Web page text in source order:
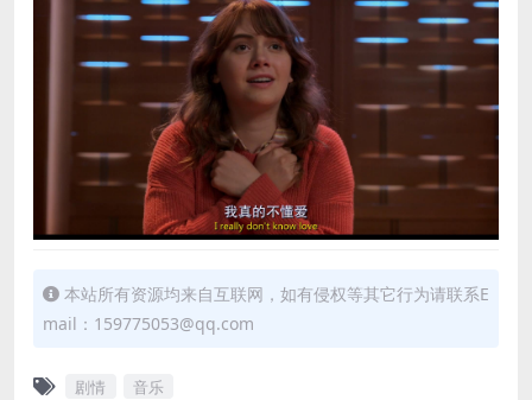
本站所有资源均来自互联网，如有侵权等其它行为请联系E
mail：159775053@qq.com
剧情 音乐